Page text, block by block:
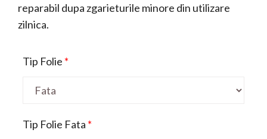
reparabil dupa zgarieturile minore din utilizare
zilnica.
Tip Folie *
Tip Folie Fata *